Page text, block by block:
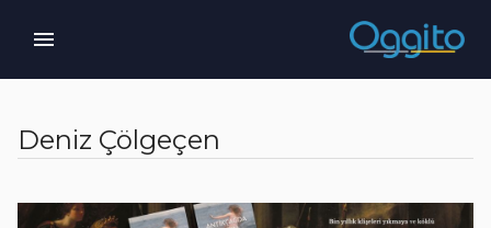
Deniz Çölgeçen